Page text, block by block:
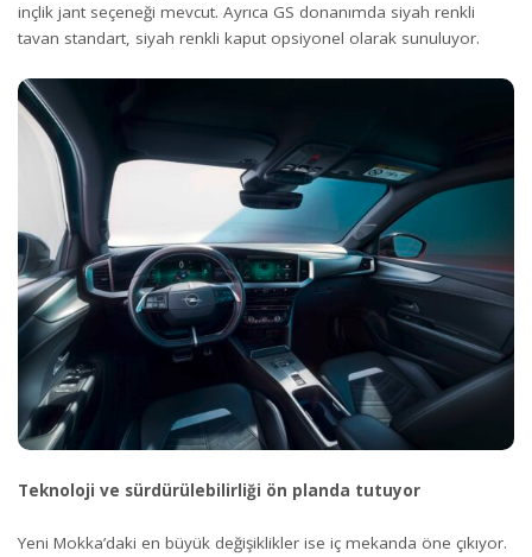
inçlik jant seçeneği mevcut. Ayrıca GS donanımda siyah renkli
tavan standart, siyah renkli kaput opsiyonel olarak sunuluyor.
Teknoloji ve sürdürülebilirliği ön planda tutuyor
Yeni Mokka’daki en büyük değişiklikler ise iç mekanda öne çıkıyor.